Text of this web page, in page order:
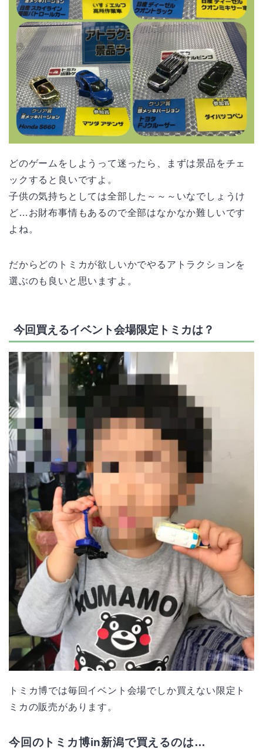
どのゲームをしようって迷ったら、まずは景品をチェ
ックすると良いですよ。
子供の気持ちとしては全部した～～～いなでしょうけ
ど…お財布事情もあるので全部はなかなか難しいです
よね。
だからどのトミカが欲しいかでやるアトラクションを
選ぶのも良いと思いますよ。
今回買えるイベント会場限定トミカは？
トミカ博では毎回イベント会場でしか買えない限定ト
ミカの販売があります。
今回のトミカ博in新潟で買えるのは…